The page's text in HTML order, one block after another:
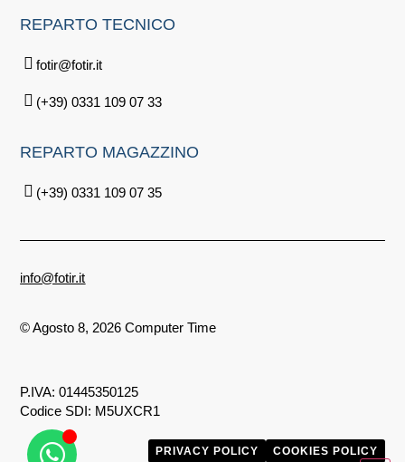
REPARTOTECNICO
fotir@fotir.it
(+39) 0331 109 07 33
REPARTO MAGAZZINO
(+39) 0331 109 07 35
info@fotir.it
© Agosto 8, 2026 Computer Time
P.IVA: 01445350125
Codice SDI: M5UXCR1
PRIVACY POLICY COOKIES POLICY